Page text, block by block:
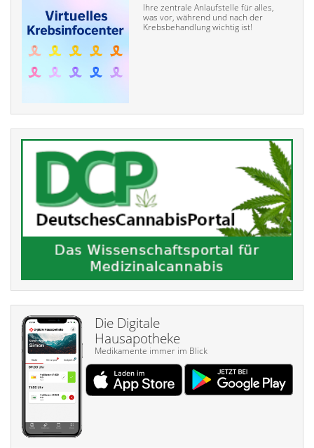
Ihre zentrale Anlaufstelle für alles,
was vor, während und nach der
Krebsbehandlung wichtig ist!
Die Digitale
Hausapotheke
Medikamente immer im Blick